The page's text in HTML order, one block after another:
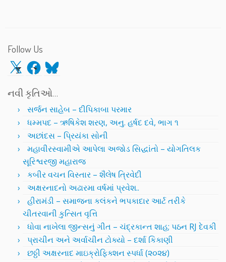
Follow Us
X Facebook
Bluesky
નવી કૃતિઓ…
સર્જન સાહેબ – દીપિકાબા પરમાર
ધમ્મપદ – ઋષિકેશ શરણ, અનુ. હર્ષદ દવે, ભાગ ૧
અછાંદસ – પ્રિયંકા સોની
મહાવીરસ્વામીએ આપેલા અજોડ સિદ્ધાંતો – યોગતિલક
સૂરિશ્વરજી મહારાજ
કબીર વચન વિસ્તાર – શૈલેષ ત્રિવેદી
અક્ષરનાદનો અઢારમા વર્ષમાં પ્રવેશ..
હીરામંડી – સમાજના કલંકને ભપકાદાર આર્ટ તરીકે
ચીતરવાની કુત્સિત વૃત્તિ
ધોવા નાખેલા જીન્સનું ગીત – ચંદ્રકાન્ત શાહ; પઠન RJ દેવકી
પ્રાચીન અને અર્વાચીન ટોક્યો – દર્શા કિકાણી
છઠ્ઠી અક્ષરનાદ માઇક્રોફિક્શન સ્પર્ધા (૨૦૨૪)